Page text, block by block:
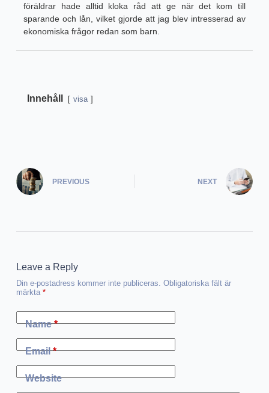
föräldrar hade alltid kloka råd att ge när det kom till
sparande och lån, vilket gjorde att jag blev intresserad av
ekonomiska frågor redan som barn.
Innehåll visa
PREVIOUS NEXT
Leave a Reply
Din e-postadress kommer inte publiceras. Obligatoriska fält är
märkta *
Name*
Email*
Website